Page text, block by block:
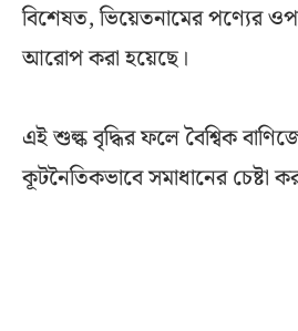
বিশেষত, ভিয়েতনামের পণ্যের
আরোপ করা হয়েছে।
এই শুল্ক বৃদ্ধির ফলে বৈশ্বিক
কূটনৈতিকভাবে সমাধানের চেষ্টা